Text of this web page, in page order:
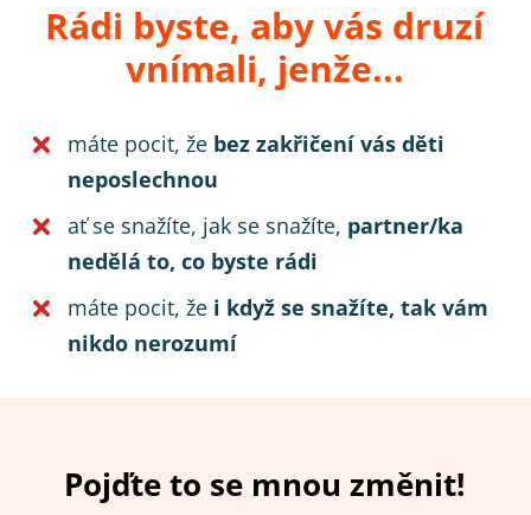
Rádi byste, aby vás druzí
vnímali, jenže...
máte pocit, že bez zakřičení vás děti
neposlechnou
ať se snažíte, jak se snažíte, partner/ka
nedělá to, co byste rádi
máte pocit, že i když se snažíte, tak vám
nikdo nerozumí
Pojďte to se mnou změnit!